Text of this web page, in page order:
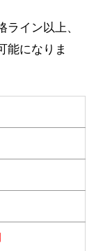
イン以上、
能になりま